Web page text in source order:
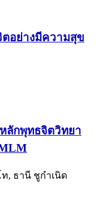
อย่างมีความสุข
ลักพุทธจิตวิทยา
, ธานี ชูกำเนิด